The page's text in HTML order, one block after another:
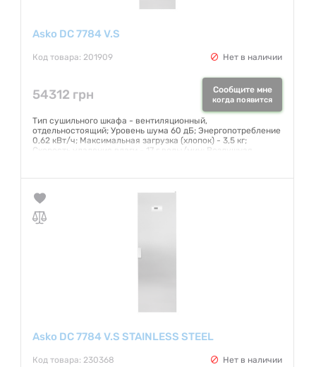
Asko DC 7784 V.S
Код товара: 201909 Нет в наличии
54312 грн Сообщите мне
когда появится
Тип сушильного шкафа - вентиляционный,
отдельностоящий; Уровень шума 60 дБ; Энергопотребление
0,62 кВт/ч; Максимальная загрузка (хлопок) - 3,5 кг;
Скорость удаления влаги - 17 г воды/мин; Воздушная
вентиляционного шланга - 100 см; Диаметр
Гарантия:
Asko DC 7784 V.S STAINLESS STEEL
Код товара: 230368 Нет в наличии